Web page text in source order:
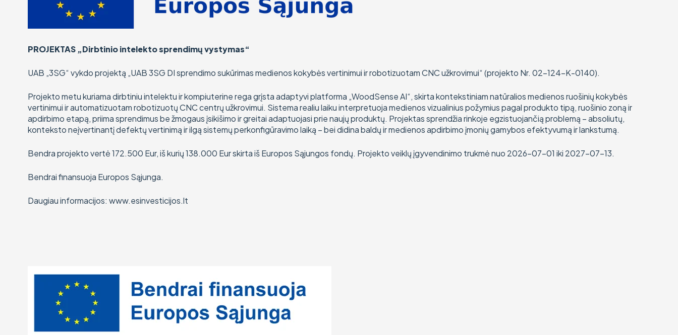
PROJEKTAS „Dirbtinio intelekto sprendimų vystymas“
UAB „3SG“ vykdo projektą „UAB 3SG DI sprendimo sukūrimas medienos kokybės vertinimui ir robotizuotam CNC užkrovimui“ (projekto Nr. 02-124-K-0140).
Projekto metu kuriama dirbtiniu intelektu ir kompiuterine rega grįsta adaptyvi platforma „WoodSense AI“, skirta kontekstiniam natūralios medienos ruošinių kokybės
vertinimui ir automatizuotam robotizuotų CNC centrų užkrovimui. Sistema realiu laiku interpretuoja medienos vizualinius požymius pagal produkto tipą, ruošinio zoną ir
apdirbimo etapą, priima sprendimus be žmogaus įsikišimo ir greitai adaptuojasi prie naujų produktų. Projektas sprendžia rinkoje egzistuojančią problemą – absoliutų,
konteksto neįvertinantį defektų vertinimą ir ilgą sistemų perkonfigūravimo laiką – bei didina baldų ir medienos apdirbimo įmonių gamybos efektyvumą ir lankstumą.
Bendra projekto vertė 172.500 Eur, iš kurių 138.000 Eur skirta iš Europos Sąjungos fondų. Projekto veiklų įgyvendinimo trukmė nuo 2026-07-01 iki 2027-07-13.
Bendrai finansuoja Europos Sąjunga.
Daugiau informacijos: www.esinvesticijos.lt